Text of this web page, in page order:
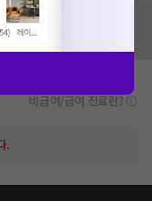
비급여/급여 진료란?
.